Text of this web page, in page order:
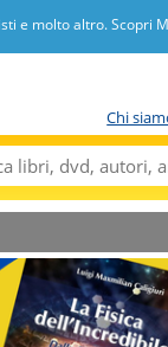
e molto altro. Scopri
Chi